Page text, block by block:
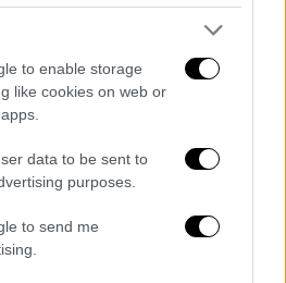
to enable storage
like cookies on web or
data to be sent to
purposes.
to send me